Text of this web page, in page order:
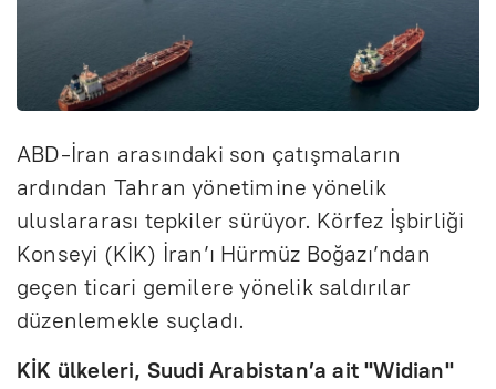
ABD-İran arasındaki son çatışmaların
ardından Tahran yönetimine yönelik
uluslararası tepkiler sürüyor. Körfez İşbirliği
Konseyi (KİK) İran’ı Hürmüz Boğazı’ndan
geçen ticari gemilere yönelik saldırılar
düzenlemekle suçladı.
KİK ülkeleri, Suudi Arabistan’a ait "Widian"